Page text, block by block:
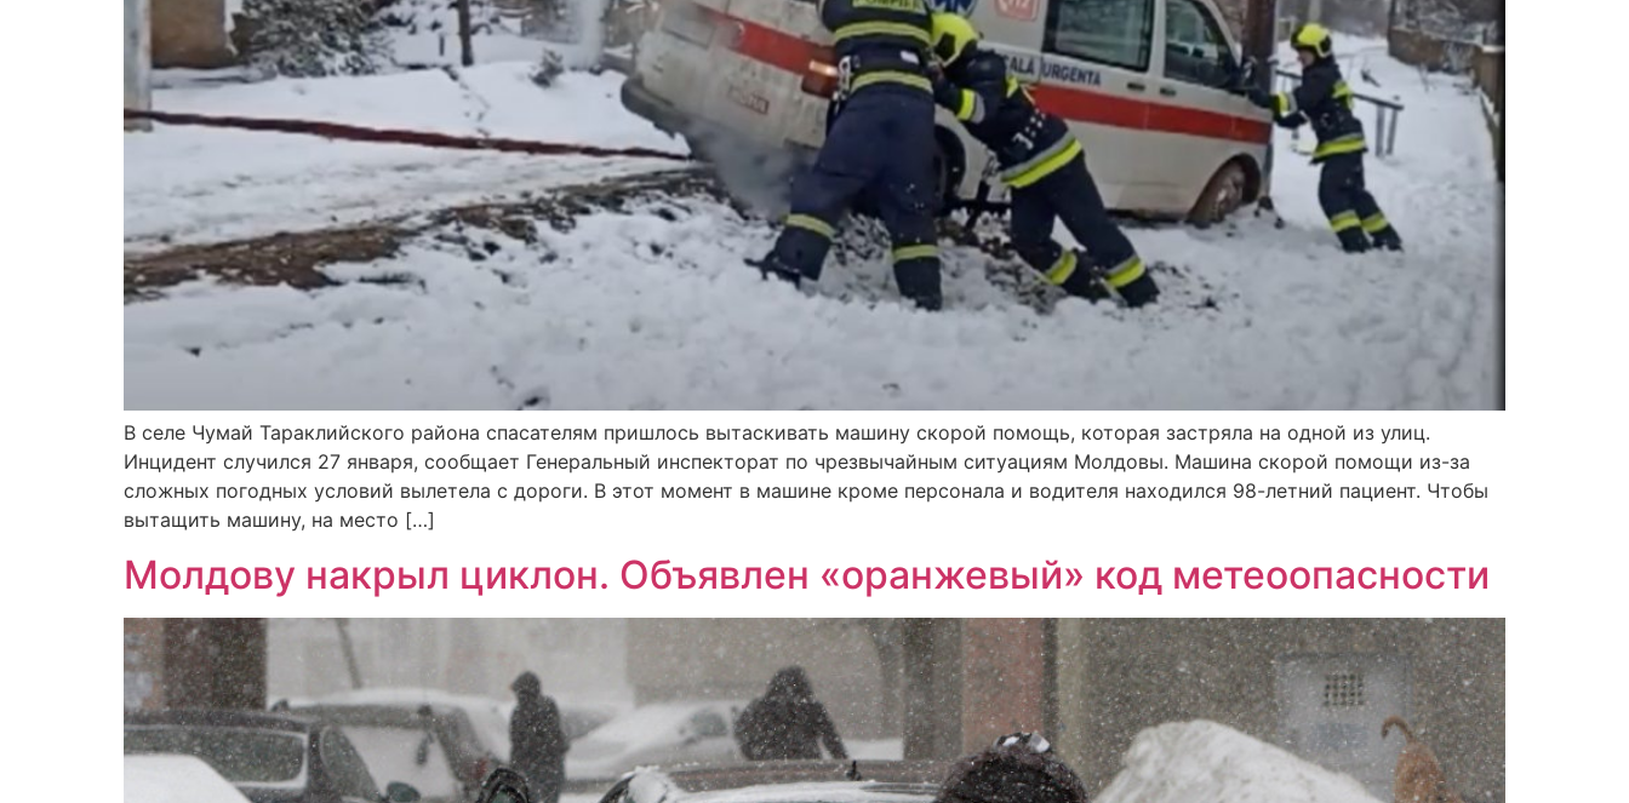
В селе Чумай Тараклийского района спасателям пришлось вытаскивать машину скорой помощь, которая застряла на одной из улиц.
Инцидент случился 27 января, сообщает Генеральный инспекторат по чрезвычайным ситуациям Молдовы. Машина скорой помощи из-за
сложных погодных условий вылетела с дороги. В этот момент в машине кроме персонала и водителя находился 98-летний пациент. Чтобы
вытащить машину, на место […]
Молдову накрыл циклон. Объявлен «оранжевый» код метеоопасности